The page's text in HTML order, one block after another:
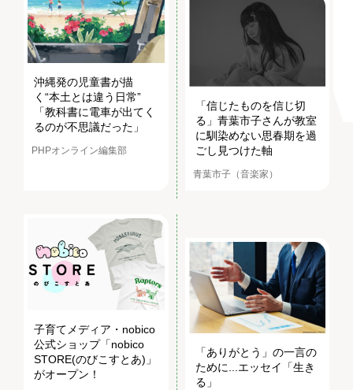
沖縄発の児童書が描
く“本土とは違う日常”
「教科書に電車が出てく
るのが不思議だった」
PHPオンライン編集部
「信じたものを信じ切
る」青葉市子さんが教室
に馴染めない思春期を過
ごし見つけた軸
青葉市子（音楽家）
子育てメディア・nobico
公式ショップ「nobico
STORE(のびこすとあ)」
がオープン！
「ありがとう」の一言の
ために...エッセイ「生き
る」